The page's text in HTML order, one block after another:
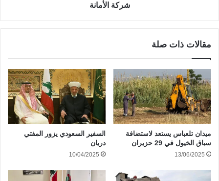
شركة الأمانة
مقالات ذات صلة
ميدان تلعباس يستعد لاستضافة
سباق الخيول في 29 حزيران
13/06/2025
السفير السعودي يزور المفتي
دريان
10/04/2025